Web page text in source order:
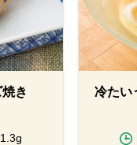
き
1.3g
冷たい